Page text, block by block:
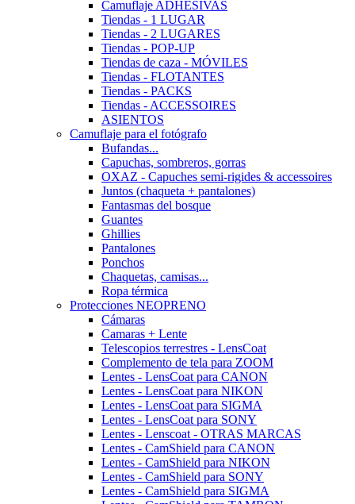
Camuflaje ADHESIVAS
Tiendas - 1 LUGAR
Tiendas - 2 LUGARES
Tiendas - POP-UP
Tiendas de caza - MÓVILES
Tiendas - FLOTANTES
Tiendas - PACKS
Tiendas - ACCESSOIRES
ASIENTOS
Camuflaje para el fotógrafo
Bufandas...
Capuchas, sombreros, gorras
OXAZ - Capuches semi-rigides & accessoires
Juntos (chaqueta + pantalones)
Fantasmas del bosque
Guantes
Ghillies
Pantalones
Ponchos
Chaquetas, camisas...
Ropa térmica
Protecciones NEOPRENO
Cámaras
Camaras + Lente
Telescopios terrestres - LensCoat
Complemento de tela para ZOOM
Lentes - LensCoat para CANON
Lentes - LensCoat para NIKON
Lentes - LensCoat para SIGMA
Lentes - LensCoat para SONY
Lentes - Lenscoat - OTRAS MARCAS
Lentes - CamShield para CANON
Lentes - CamShield para NIKON
Lentes - CamShield para SONY
Lentes - CamShield para SIGMA